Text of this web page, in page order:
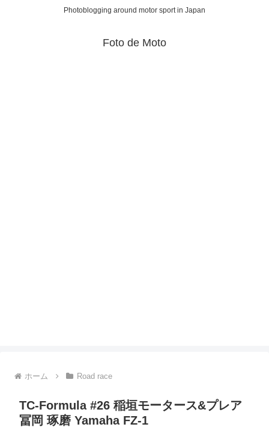
Photoblogging around motor sport in Japan
Foto de Moto
ホーム Road race
TC-Formula #26 稲垣モータース&プレア
冨岡 琢磨 Yamaha FZ-1